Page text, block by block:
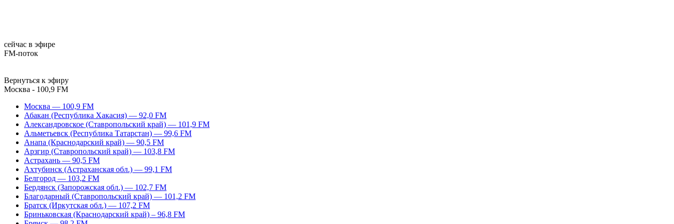
сейчас в эфире
FM-поток
Вернуться к эфиру
Москва - 100,9 FM
Москва — 100,9 FM
Абакан (Республика Хакасия) — 92,0 FM
Александровское (Ставропольский край) — 101,9 FM
Альметьевск (Республика Татарстан) — 99,6 FM
Анапа (Краснодарский край) — 90,5 FM
Арзгир (Ставропольский край) — 103,8 FM
Астрахань — 90,5 FM
Ахтубинск (Астраханская обл.) — 99,1 FM
Белгород — 103,2 FM
Бердянск (Запорожская обл.) — 102,7 FM
Благодарный (Ставропольский край) — 101,2 FM
Братск (Иркутская обл.) — 107,2 FM
Бриньковская (Краснодарский край) – 96,8 FM